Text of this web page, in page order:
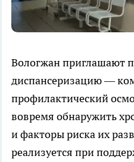
Вологжан приглашают
диспансеризацию —
профилактический
вовремя обнаружить
и факторы риска их
реализуется при